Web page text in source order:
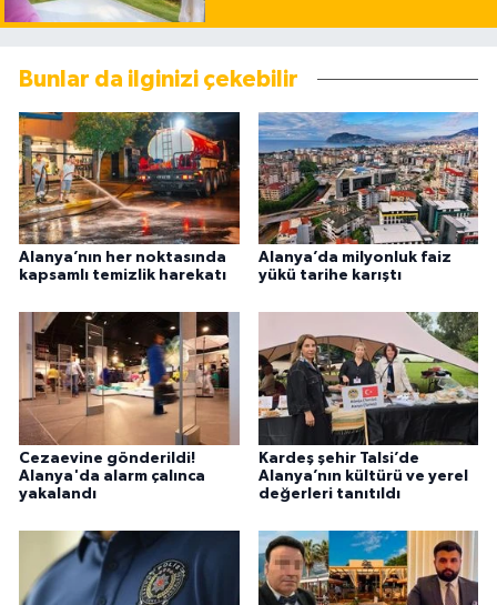
Bunlar da ilginizi çekebilir
Alanya’nın her noktasında
kapsamlı temizlik harekatı
Alanya’da milyonluk faiz
yükü tarihe karıştı
Cezaevine gönderildi!
Alanya'da alarm çalınca
yakalandı
Kardeş şehir Talsi’de
Alanya’nın kültürü ve yerel
değerleri tanıtıldı